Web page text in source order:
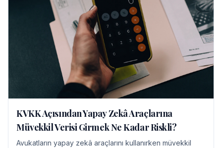
KVKK Açısından Yapay Zekâ Araçlarına
Müvekkil Verisi Girmek Ne Kadar Riskli?
Avukatların yapay zekâ araçlarını kullanırken müvekkil